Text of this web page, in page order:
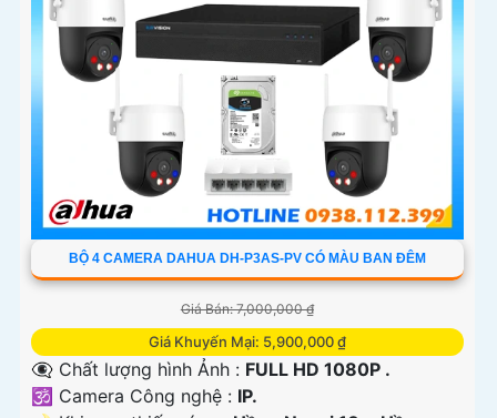
BỘ 4 CAMERA DAHUA DH-P3AS-PV CÓ MÀU BAN ĐÊM
Giá Bán: 7,000,000 ₫
Giá Khuyến Mại: 5,900,000 ₫
👁️‍🗨 Chất lượng hình Ảnh : FULL HD 1080P .
🕉️ Camera Công nghệ : IP.